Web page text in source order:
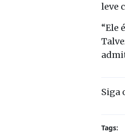
leve
“Ele
Siga
Tags: